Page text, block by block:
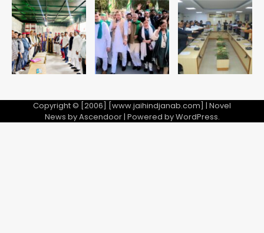
5
डिजिटल अरेस्ट, 22 लाख रुपये की ठगी
jai hind janab
Copyright © [2006] [www.jaihindjanab.com] | Novel
News byAscendoor| Powered byWordPress.